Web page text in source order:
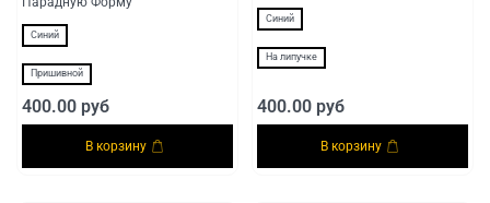
Синий
Пришивной
400.00 руб
В корзину
Синий
На липучке
400.00 руб
В корзину